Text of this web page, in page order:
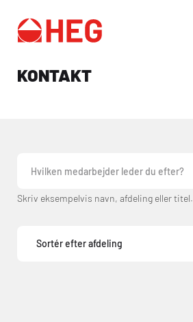
KONTAKT
Skriv eksempelvis navn, afdeling eller titel.